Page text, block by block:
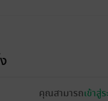
คุณสามารถเข้าสู่